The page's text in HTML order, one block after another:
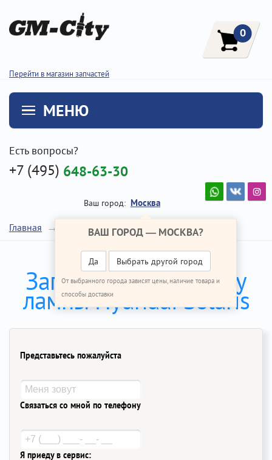
Перейти в магазин запчастей
0
МЕНЮ
Есть вопросы?
+7 (495) 648-63-30
Ваш город: Москва
ВАШ ГОРОД — МОСКВА?
Да Выбрать другой город
От выбранного города зависят цены, наличие товара и
способы доставки
Главная Ремонт Хендай Солярис Лампа
Записаться на замену
лампы Hyundai Solaris
Представьтесь пожалуйста
Связаться со мной по телефону
Я приеду в сервис: